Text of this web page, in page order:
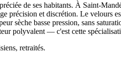
de ses habitants. À Saint-
et discrétion. Le velours
sèche basse pression, sans
polyvalent — c'est cette
retraités.